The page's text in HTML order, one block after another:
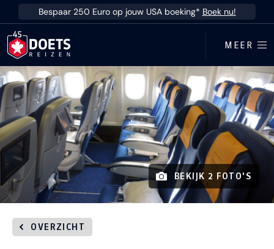
Ga direct naar inhoud
Bespaar 250 Euro op jouw USA boeking* Boek nu!
MEER
BEKIJK 2 FOTO'S
OVERZICHT